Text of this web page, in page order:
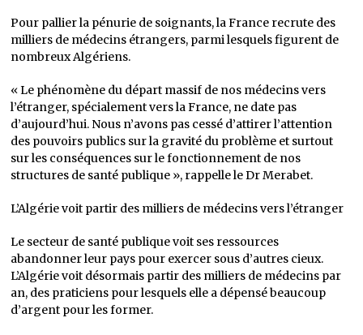
Pour pallier la pénurie de soignants, la France recrute des
milliers de médecins étrangers, parmi lesquels figurent de
nombreux Algériens.
« Le phénomène du départ massif de nos médecins vers
l’étranger, spécialement vers la France, ne date pas
d’aujourd’hui. Nous n’avons pas cessé d’attirer l’attention
des pouvoirs publics sur la gravité du problème et surtout
sur les conséquences sur le fonctionnement de nos
structures de santé publique », rappelle le Dr Merabet.
L’Algérie voit partir des milliers de médecins vers l’étranger
Le secteur de santé publique voit ses ressources
abandonner leur pays pour exercer sous d’autres cieux.
L’Algérie voit désormais partir des milliers de médecins par
an, des praticiens pour lesquels elle a dépensé beaucoup
d’argent pour les former.